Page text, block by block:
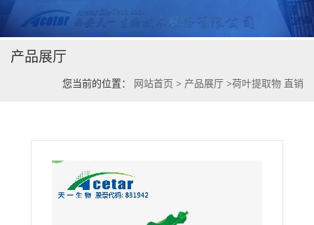
公司介绍
公司动态
联系方式
在线留言
产品展厅
您当前的位置： 网站首页 > 产品展厅 >荷叶提取物 直销